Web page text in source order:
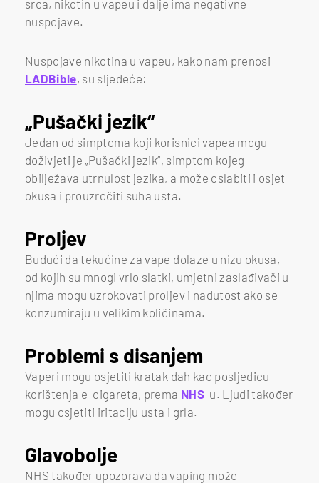
srca, nikotin u vapeu i dalje ima negativne
nuspojave.
Nuspojave nikotina u vapeu, kako nam prenosi
LADBible, su sljedeće:
„Pušački jezik“
Jedan od simptoma koji korisnici vapea mogu
doživjeti je „Pušački jezik“, simptom kojeg
obilježava utrnulost jezika, a može oslabiti i osjet
okusa i prouzročiti suha usta.
Proljev
Budući da tekućine za vape dolaze u nizu okusa,
od kojih su mnogi vrlo slatki, umjetni zaslađivači u
njima mogu uzrokovati proljev i nadutost ako se
konzumiraju u velikim količinama.
Problemi s disanjem
Vaperi mogu osjetiti kratak dah kao posljedicu
korištenja e-cigareta, prema NHS-u. Ljudi također
mogu osjetiti iritaciju usta i grla.
Glavobolje
NHS također upozorava da vaping može